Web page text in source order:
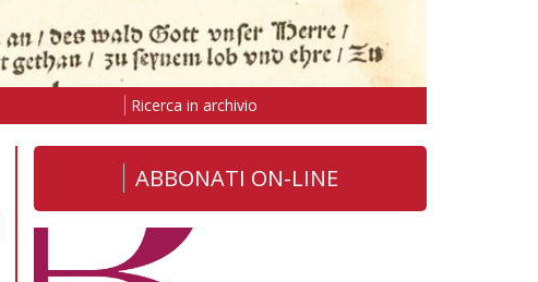
Ricerca in archivio
ABBONATI ON-LINE